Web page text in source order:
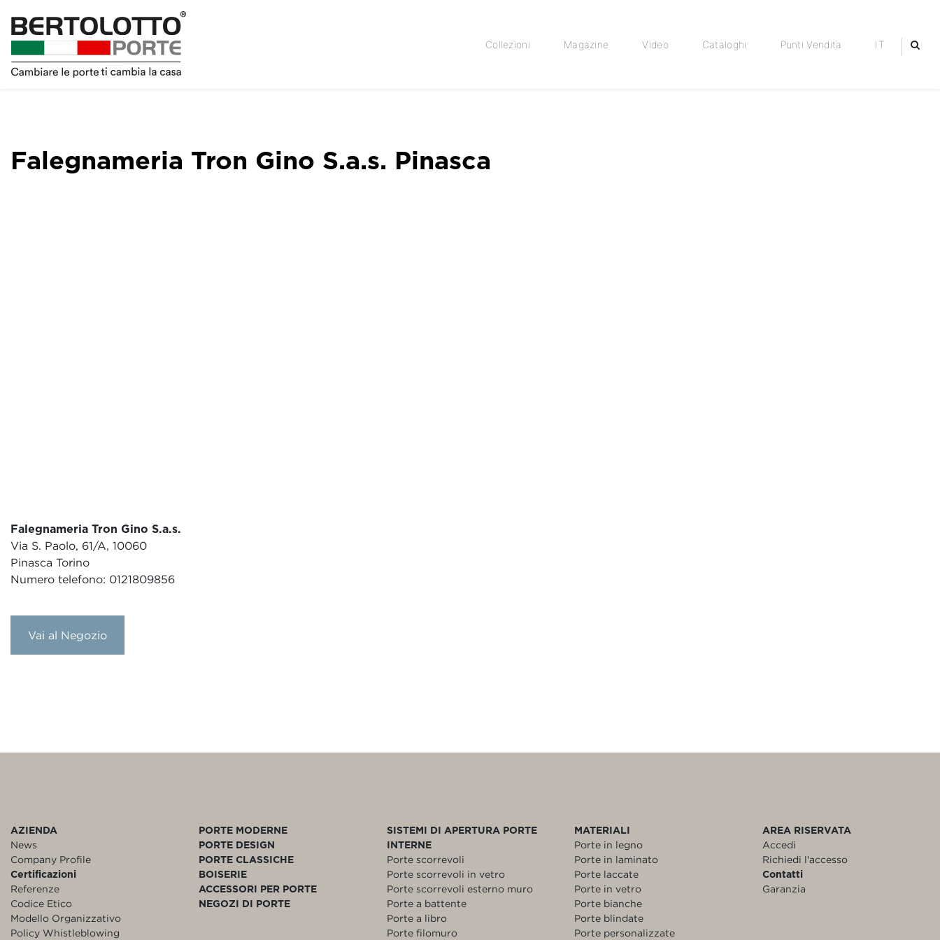
Collezioni Magazine Video Cataloghi Punti Vendita IT
Falegnameria Tron Gino S.a.s. Pinasca
Falegnameria Tron Gino S.a.s.
Via S. Paolo, 61/A, 10060
Pinasca Torino
Numero telefono: 0121809856
Vai al Negozio
AZIENDA
News
Company Profile
Certificazioni
Referenze
Codice Etico
Modello Organizzativo
Policy Whistleblowing
PORTE MODERNE
PORTE DESIGN
PORTE CLASSICHE
BOISERIE
ACCESSORI PER PORTE
NEGOZI DI PORTE
SISTEMI DI APERTURA PORTE
INTERNE
Porte scorrevoli
Porte scorrevoli in vetro
Porte scorrevoli esterno muro
Porte a battente
Porte a libro
Porte filomuro
MATERIALI
Porte in legno
Porte in laminato
Porte laccate
Porte in vetro
Porte bianche
Porte blindate
Porte personalizzate
AREA RISERVATA
Accedi
Richiedi l'accesso
Contatti
Garanzia